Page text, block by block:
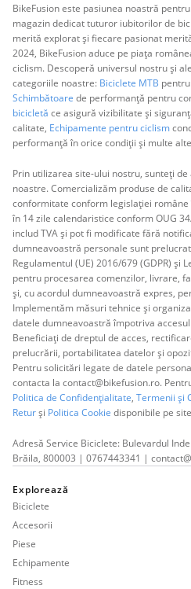
BikeFusion este pasiunea noastră
magazin dedicat tuturor iubitorilor de
merită explorat și fiecare pasionat
2024, BikeFusion aduce pe piața
ciclism. Descoperă universul nostru și
categoriile noastre: Biciclete MTB
Schimbătoare de performanță pentru
bicicletă ce asigură vizibilitate și
calitate, Echipamente pentru ciclism
performanță în orice condiții și multe
Prin utilizarea site-ului nostru, sunteți de
noastre. Comercializăm produse de
conformitate conform legislației
în 14 zile calendaristice conform OUG
includ TVA și pot fi modificate fără
dumneavoastră personale sunt
Regulamentul (UE) 2016/679 (GDPR) și
pentru procesarea comenzilor, livrare,
și, cu acordul dumneavoastră expres,
Implementăm măsuri tehnice și
datele dumneavoastră împotriva
Beneficiați de dreptul de acces,
prelucrării, portabilitatea datelor și
Pentru solicitări legate de datele
contacta la contact@bikefusion.ro.
Politica de Confidențialitate, Termenii și
Returși Politica Cookie disponibile pe
Adresă Service Biciclete: Bulevardul
Brăila, 800003 | 0767443341 |
Explorează
Biciclete
Accesorii
Piese
Echipamente
Fitness